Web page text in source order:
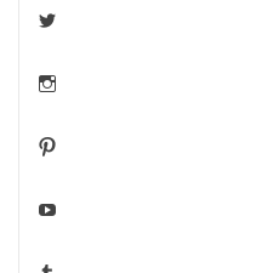
Twitter
Instagram
Pinterest
YouTube